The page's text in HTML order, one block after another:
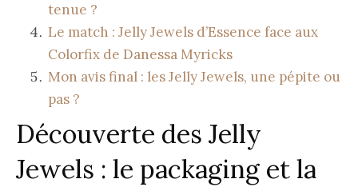
tenue ?
Le match : Jelly Jewels d’Essence face aux
Colorfix de Danessa Myricks
Mon avis final : les Jelly Jewels, une pépite ou
pas ?
Découverte des Jelly
Jewels : le packaging et la